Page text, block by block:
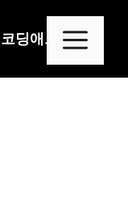
코딩애드센스